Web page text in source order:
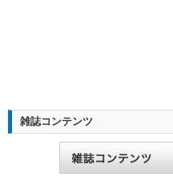
雑誌コンテンツ